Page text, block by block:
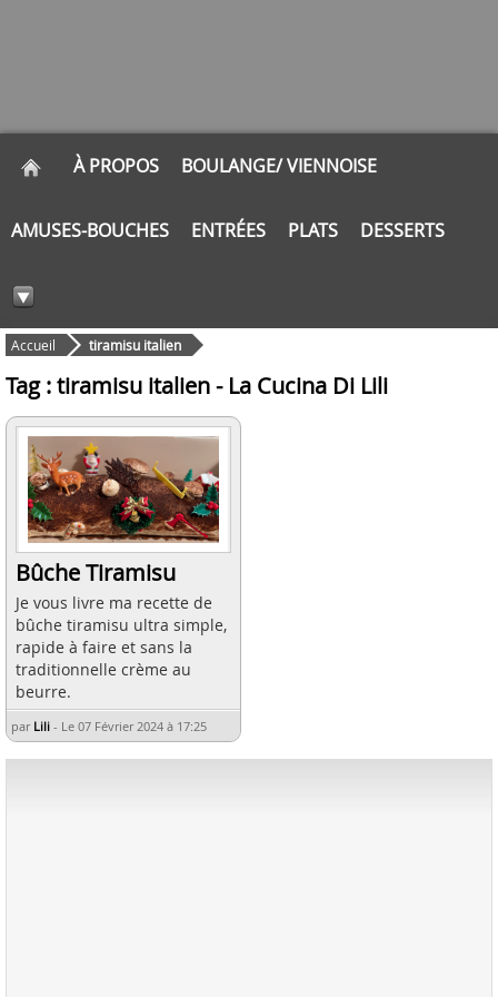
À PROPOS BOULANGE/ VIENNOISE
AMUSES-BOUCHES ENTRÉES PLATS DESSERTS
Accueil tiramisu italien
Tag : tiramisu italien - La Cucina Di Lili
Bûche Tiramisu
Je vous livre ma recette de
bûche tiramisu ultra simple,
rapide à faire et sans la
traditionnelle crème au
beurre.
par Lili - Le 07 Février 2024 à 17:25